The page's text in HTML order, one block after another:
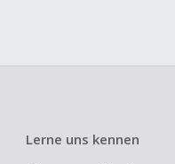
Lerne uns kennen